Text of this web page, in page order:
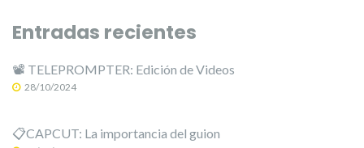
Entradas recientes
📽️ TELEPROMPTER: Edición de Videos
28/10/2024
📋CAPCUT: La importancia del guion